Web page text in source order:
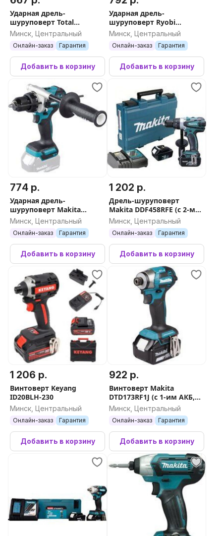
Ударная дрель-
шуруповерт Total
TIDLI429982 (с 2-мя АКБ,
Минск, Центральный
Онлайн-заказ Гарантия
Добавить в корзину
Ударная дрель-
шуруповерт Ryobi
R18PDBL-0 5133002438 (без
Минск, Центральный
Онлайн-заказ Гарантия
Добавить в корзину
774 р.
Ударная дрель-
шуруповерт Makita
DHP486Z (без АКБ)
Минск, Центральный
Онлайн-заказ Гарантия
Добавить в корзину
1 202 р.
Дрель-шуруповерт
Makita DDF458RFE (с 2-мя
АКБ, кейс)
Минск, Центральный
Онлайн-заказ Гарантия
Добавить в корзину
1 206 р.
Винтоверт Keyang
ID20BLH-230
Минск, Центральный
Онлайн-заказ Гарантия
Добавить в корзину
922 р.
Винтоверт Makita
DTD173RF1J (с 1-им АКБ,
кейс)
Минск, Центральный
Онлайн-заказ Гарантия
Добавить в корзину